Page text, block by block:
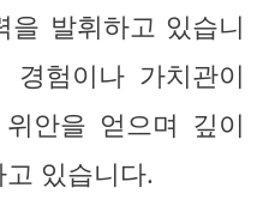
을 발휘하고 있습니
험이나 가치관이
안을 얻으며 깊이
있습니다.